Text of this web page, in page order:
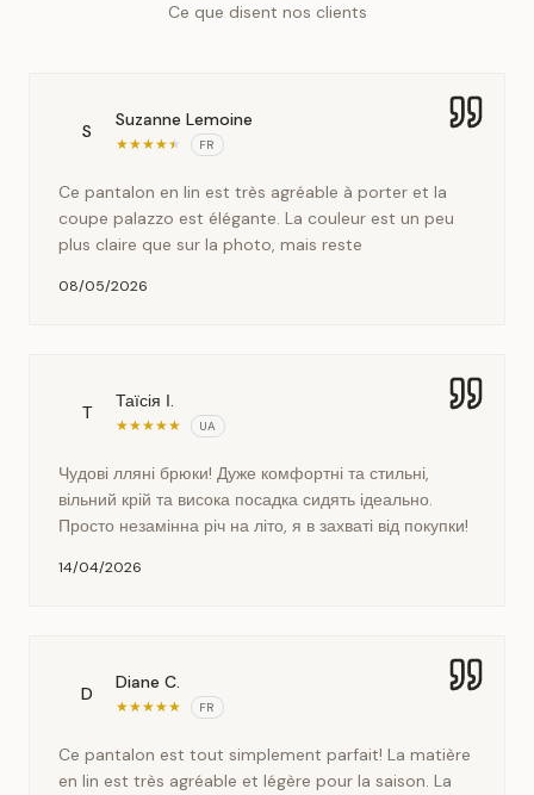
Ce que disent nos clients
S
Suzanne Lemoine
★★★★★ FR
Ce pantalon en lin est très agréable à porter et la
coupe palazzo est élégante. La couleur est un peu
plus claire que sur la photo, mais reste
08/05/2026
Т
Таїсія І.
★★★★★ UA
Чудові лляні брюки! Дуже комфортні та стильні,
вільний крій та висока посадка сидять ідеально.
Просто незамінна річ на літо, я в захваті від покупки!
14/04/2026
D
Diane C.
★★★★★ FR
Ce pantalon est tout simplement parfait! La matière
en lin est très agréable et légère pour la saison. La